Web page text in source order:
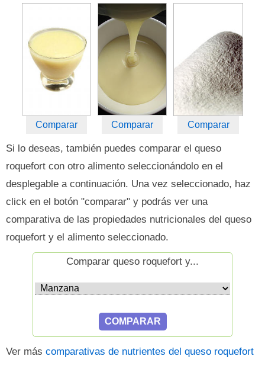
Comparar Comparar Comparar
Si lo deseas, también puedes comparar el queso
roquefort con otro alimento seleccionándolo en el
desplegable a continuación. Una vez seleccionado, haz
click en el botón "comparar" y podrás ver una
comparativa de las propiedades nutricionales del queso
roquefort y el alimento seleccionado.
Comparar queso roquefort y...
Ver más comparativas de nutrientes del queso roquefort